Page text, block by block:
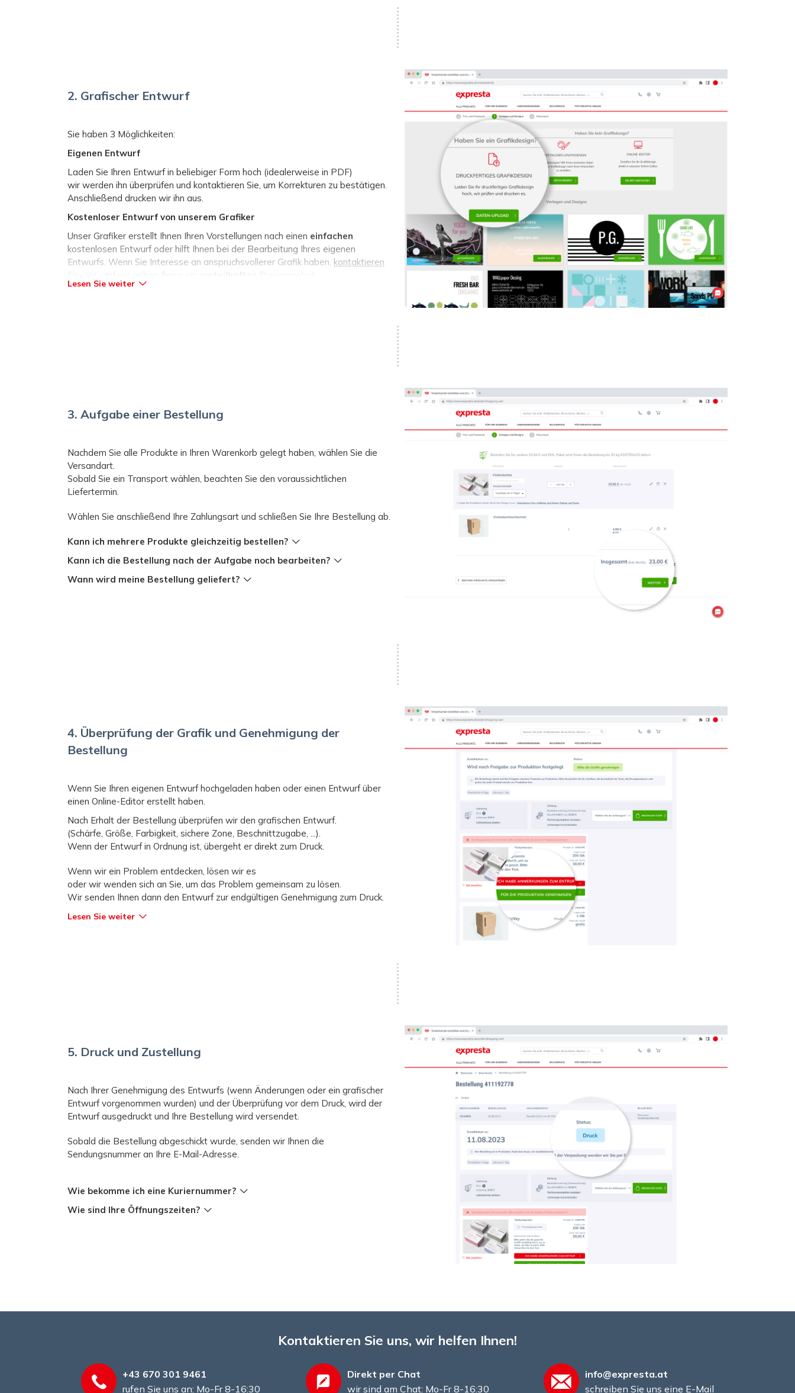
2. Grafischer Entwurf
Sie haben 3 Möglichkeiten:
Eigenen Entwurf
Laden Sie Ihren Entwurf in beliebiger Form hoch (idealerweise in PDF)
wir werden ihn überprüfen und kontaktieren Sie, um Korrekturen zu bestätigen.
Anschließend drucken wir ihn aus.
Kostenloser Entwurf von unserem Grafiker
Unser Grafiker erstellt Ihnen Ihren Vorstellungen nach einen einfachen
kostenlosen Entwurf oder hilft Ihnen bei der Bearbeitung Ihres eigenen
Entwurfs. Wenn Sie Interesse an anspruchsvollerer Grafik haben, kontaktieren
, und wir geben Ihnen ein
Preisangebot.
Welche Parameter soll ein Entwurf, der druckbereit ist, haben?
Ich habe einen alten Entwurf und brauche die Daten ändern
Ich habe ein Foto- / Scan-Design und möchte mein eigenes Design
entsprechend bearbeiten
Ich möchte die Grafik in eine andere Größe bearbeiten
bin?
Lesen Sie weiter
3. Aufgabe einer Bestellung
Nachdem Sie alle Produkte in Ihren Warenkorb gelegt haben, wählen Sie die
Versandart.
Sobald Sie ein Transport wählen, beachten Sie den voraussichtlichen
Liefertermin.
Wählen Sie anschließend Ihre Zahlungsart und schließen Sie Ihre Bestellung ab.
Kann ich mehrere Produkte gleichzeitig bestellen?
Kann ich die Bestellung nach der Aufgabe noch bearbeiten?
Wann wird meine Bestellung geliefert?
4. Überprüfung der Grafik und Genehmigung der
Bestellung
Wenn Sie Ihren eigenen Entwurf hochgeladen haben oder einen Entwurf über
einen Online-Editor erstellt haben.
Nach Erhalt der Bestellung überprüfen wir den grafischen Entwurf.
(Schärfe, Größe, Farbigkeit, sichere Zone, Beschnittzugabe, ...).
Wenn der Entwurf in Ordnung ist, übergeht er direkt zum Druck.
Wenn wir ein Problem entdecken, lösen wir es
oder wir wenden sich an Sie, um das Problem gemeinsam zu lösen.
Wir senden Ihnen dann den Entwurf zur endgültigen Genehmigung zum Druck.
Lesen Sie weiter
5. Druck und Zustellung
Nach Ihrer Genehmigung des Entwurfs (wenn Änderungen oder ein grafischer
Entwurf vorgenommen wurden) und der Überprüfung vor dem Druck, wird der
Entwurf ausgedruckt und Ihre Bestellung wird versendet.
Sobald die Bestellung abgeschickt wurde, senden wir Ihnen die
Sendungsnummer an Ihre E-Mail-Adresse.
Wie bekomme ich eine Kuriernummer?
Wie sind Ihre Öffnungszeiten?
Kontaktieren Sie uns, wir helfen Ihnen!
+43 670 301 9461
rufen Sie uns an: Mo-Fr 8-16:30
Direkt per Chat
wir sind am Chat: Mo-Fr 8-16:30
info@expresta.at
schreiben Sie uns eine E-Mail